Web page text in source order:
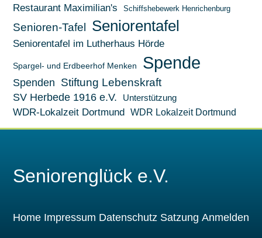
Restaurant Maximilian's Schiffshebewerk Henrichenburg
Senioren-Tafel Seniorentafel
Seniorentafel im Lutherhaus Hörde
Spargel- und Erdbeerhof Menken Spende
Spenden Stiftung Lebenskraft
SV Herbede 1916 e.V. Unterstützung
WDR-Lokalzeit Dortmund WDR Lokalzeit Dortmund
Seniorenglück e.V.
Home Impressum Datenschutz Satzung Anmelden